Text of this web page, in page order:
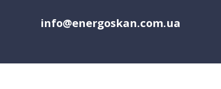
info@energoskan.com.ua